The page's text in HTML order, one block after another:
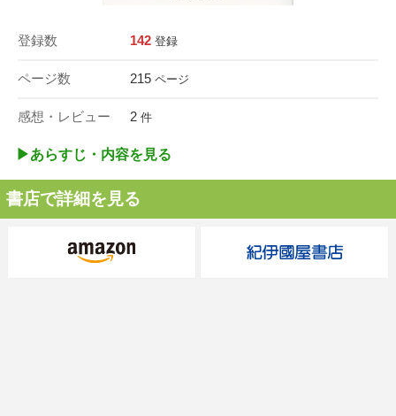
登録数 142 登録
ページ数 215 ページ
感想・レビュー 2 件
▶︎あらすじ・内容を見る
書店で詳細を見る